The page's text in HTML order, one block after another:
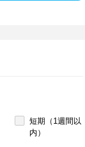
短期（1週間以
内）